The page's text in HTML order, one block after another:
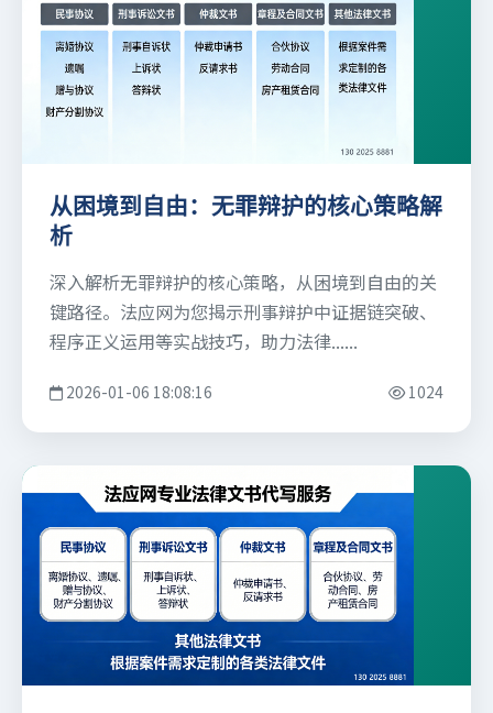
从困境到自由：无罪辩护的核心策略解
析
深入解析无罪辩护的核心策略，从困境到自由的关
键路径。法应网为您揭示刑事辩护中证据链突破、
程序正义运用等实战技巧，助力法律......
2026-01-06 18:08:16 1024